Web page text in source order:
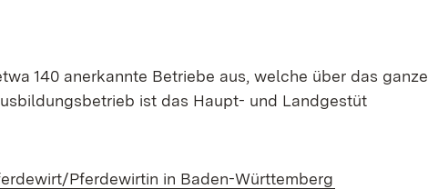
140 anerkannte Betriebe aus, welche über das ganze
ist das Haupt- und Landgestüt
Pferdewirtin in Baden-Württemberg